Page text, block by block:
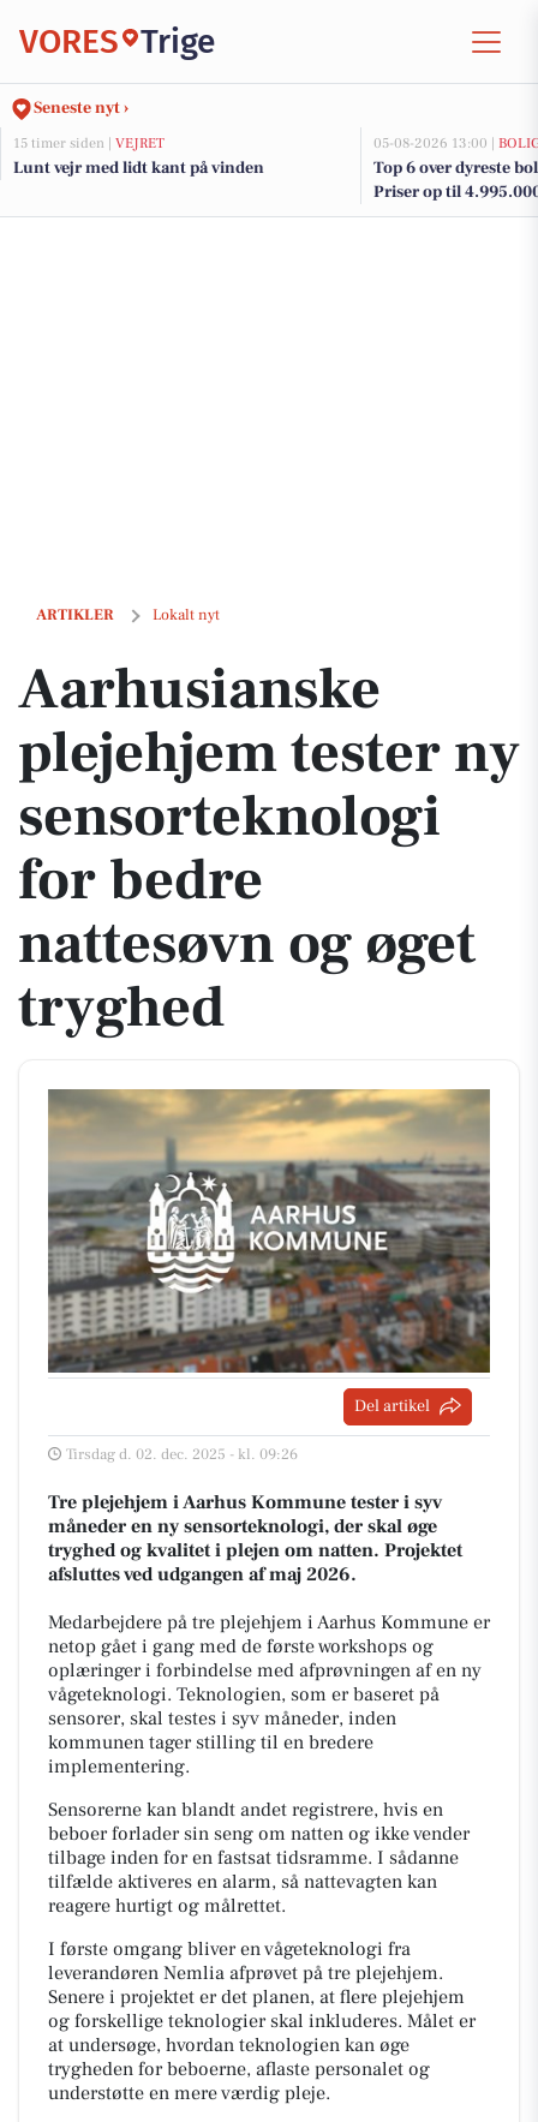
VORES Trige
Seneste nyt ›
15 timer siden | VEJRET
Lunt vejr med lidt kant på vinden
05-08-2026 13:00 |
Top 6 over dyreste
Priser op til
ARTIKLER Lokalt nyt
Aarhusianske plejehjem tester ny sensorteknologi for bedre
Aarhusianske
plejehjem tester ny
sensorteknologi
for bedre
nattesøvn og øget
tryghed
Del artikel
Tirsdag d. 02. dec. 2025 - kl. 09:26
Tre plejehjem i Aarhus Kommune tester i syv
måneder en ny sensorteknologi, der skal øge
tryghed og kvalitet i plejen om natten. Projektet
afsluttes ved udgangen af maj 2026.
Medarbejdere på tre plejehjem i Aarhus Kommune er
netop gået i gang med de første workshops og
oplæringer i forbindelse med afprøvningen af en ny
vågeteknologi. Teknologien, som er baseret på
sensorer, skal testes i syv måneder, inden
kommunen tager stilling til en bredere
implementering.
Sensorerne kan blandt andet registrere, hvis en
beboer forlader sin seng om natten og ikke vender
tilbage inden for en fastsat tidsramme. I sådanne
tilfælde aktiveres en alarm, så nattevagten kan
reagere hurtigt og målrettet.
I første omgang bliver en vågeteknologi fra
leverandøren Nemlia afprøvet på tre plejehjem.
Senere i projektet er det planen, at flere plejehjem
og forskellige teknologier skal inkluderes. Målet er
at undersøge, hvordan teknologien kan øge
trygheden for beboerne, aflaste personalet og
understøtte en mere værdig pleje.